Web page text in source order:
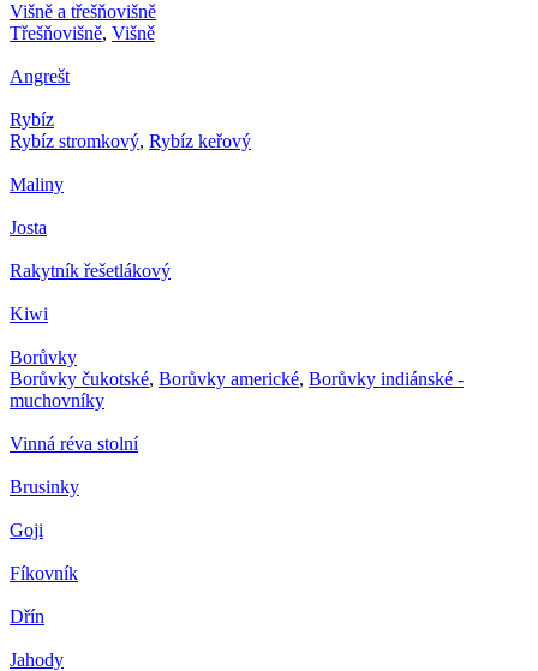
Višně a třešňovišně
Třešňovišně, Višně
Angrešt
Rybíz
Rybíz stromkový, Rybíz keřový
Maliny
Josta
Rakytník řešetlákový
Kiwi
Borůvky
Borůvky čukotské, Borůvky americké, Borůvky indiánské -
muchovníky
Vinná réva stolní
Brusinky
Goji
Fíkovník
Dřín
Jahody